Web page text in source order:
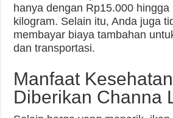
hanya dengan Rp15.000
kilogram. Selain itu, Anda juga
membayar biaya tambahan
dan transportasi.
Manfaat
Diberikan Channa